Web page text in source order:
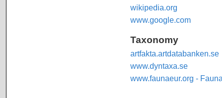
wikipedia.org
www.google.com
Taxonomy
artfakta.artdatabanken.se
www.dyntaxa.se
www.faunaeur.org -